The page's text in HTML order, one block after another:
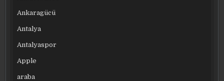
Ankaragücü
Antalya
Antalyaspor
Apple
araba